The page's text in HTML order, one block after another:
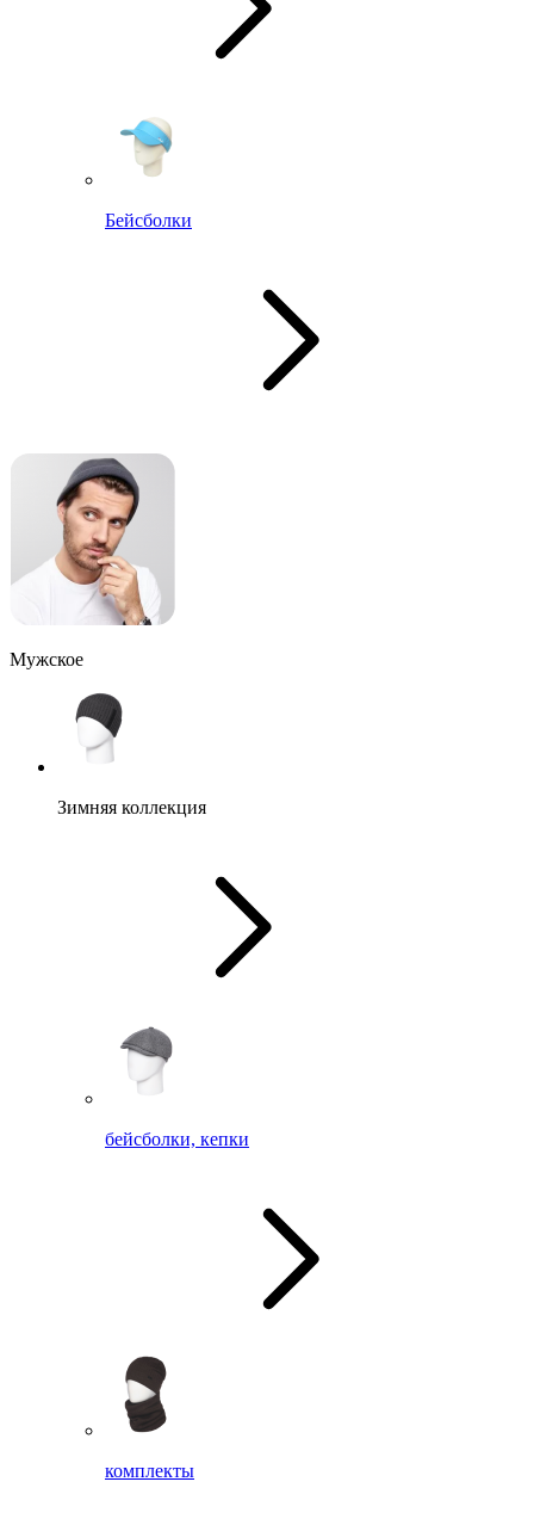
Бейсболки
Мужское
Зимняя коллекция
бейсболки, кепки
комплекты